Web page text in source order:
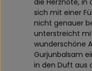
die Herznote, in
sich mit einer
nicht genauer
unterstreicht
wunderschöne
Gurjunbalsam
in den Duft aus